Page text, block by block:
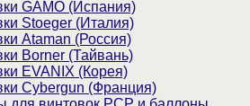
GAMO (Испания)
Stoeger (Италия)
Ataman (Россия)
Borner (Тайвань)
EVANIX (Корея)
Cybergun (Франция)